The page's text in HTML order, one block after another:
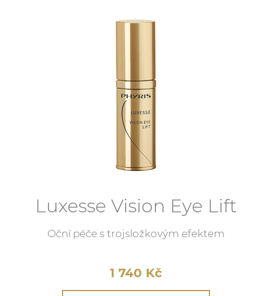
Luxesse Vision Eye Lift
Oční péče s trojsložkovým efektem
1 740 Kč